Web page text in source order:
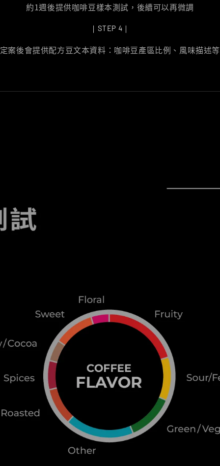
約1週後提供咖啡豆樣本測試，後續可以再微調
｜STEP 4｜
定案後會提供配方豆文本資料：咖啡豆產區比例、風味描述等